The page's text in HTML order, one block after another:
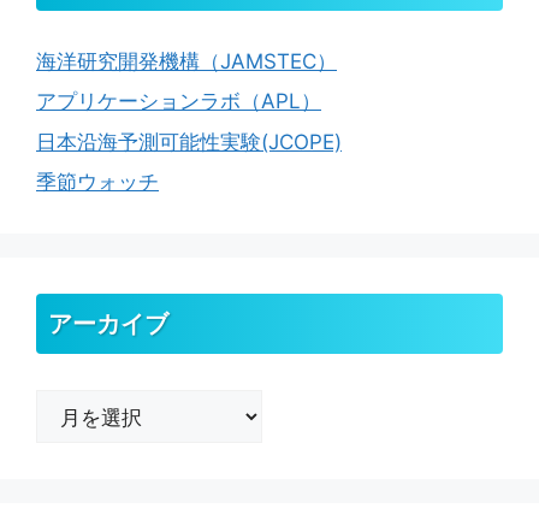
海洋研究開発機構（JAMSTEC）
アプリケーションラボ（APL）
日本沿海予測可能性実験(JCOPE)
季節ウォッチ
アーカイブ